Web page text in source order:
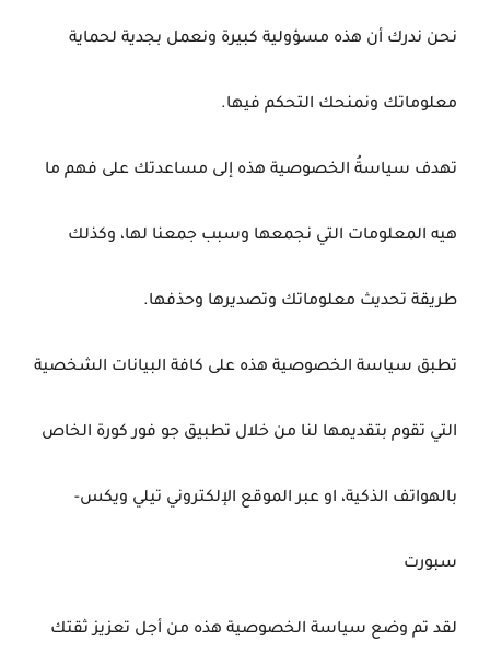
نحن ندرك أن هذه مسؤولية كبيرة ونعمل بجدية لحماية
معلوماتك ونمنحك التحكم فيها.
تهدف سياسةُ الخصوصية هذه إلى مساعدتك على فهم ما
هيه المعلومات التي نجمعها وسبب جمعنا لها، وكذلك
طريقة تحديث معلوماتك وتصديرها وحذفها.
تطبق سياسة الخصوصية هذه على كافة البيانات الشخصية
التي تقوم بتقديمها لنا من خلال تطبيق جو فور كورة الخاص
بالهواتف الذكية، او عبر الموقع الإلكتروني تيلي ويكس-
سبورت
لقد تم وضع سياسة الخصوصية هذه من أجل تعزيز ثقتك